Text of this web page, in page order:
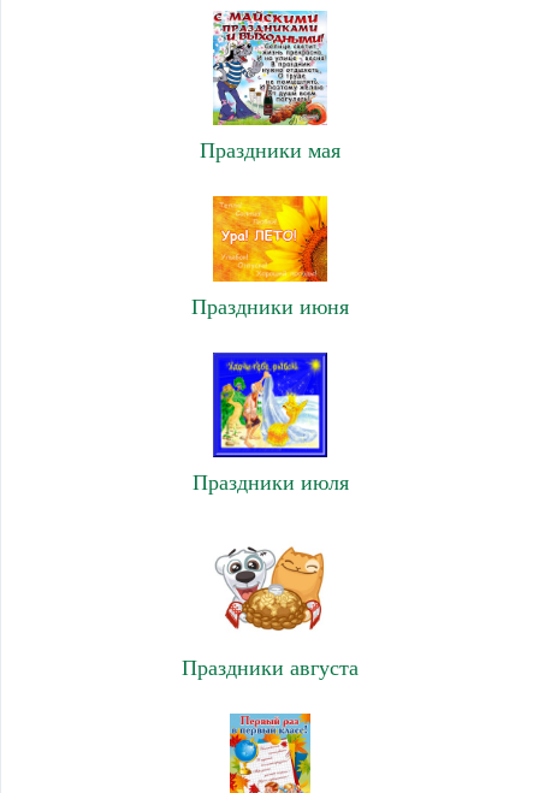
Праздники мая
Праздники июня
Праздники июля
Праздники августа